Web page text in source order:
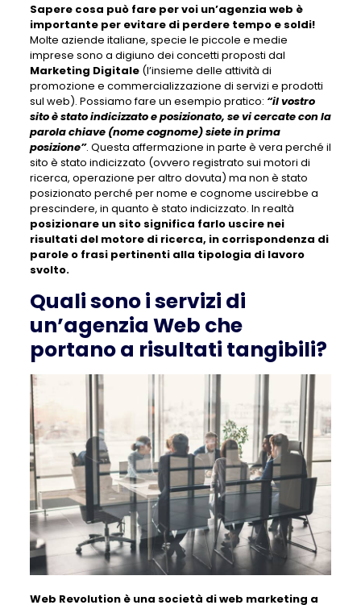
Sapere cosa può fare per voi un’agenzia web è
importante per evitare di perdere tempo e soldi!
Molte aziende italiane, specie le piccole e medie
imprese sono a digiuno dei concetti proposti dal
Marketing Digitale(l’insieme delle attività di
promozione e commercializzazione di servizi e prodotti
sul web). Possiamo fare un esempio pratico: “il vostro
sito è stato indicizzato e posizionato, se vi cercate con la
parola chiave (nome cognome) siete in prima
posizione”. Questa affermazione in parte è vera perché il
sito è stato indicizzato (ovvero registrato sui motori di
ricerca, operazione per altro dovuta) ma non è stato
posizionato perché per nome e cognome uscirebbe a
prescindere, in quanto è stato indicizzato. In realtà
posizionare un sito significa farlo uscire nei
risultati del motore di ricerca, in corrispondenza di
parole o frasi pertinenti alla tipologia di lavoro
svolto.
Quali sono i servizi di
un’agenzia Web che
portano a risultati tangibili?
Web Revolution è una società di web marketing a